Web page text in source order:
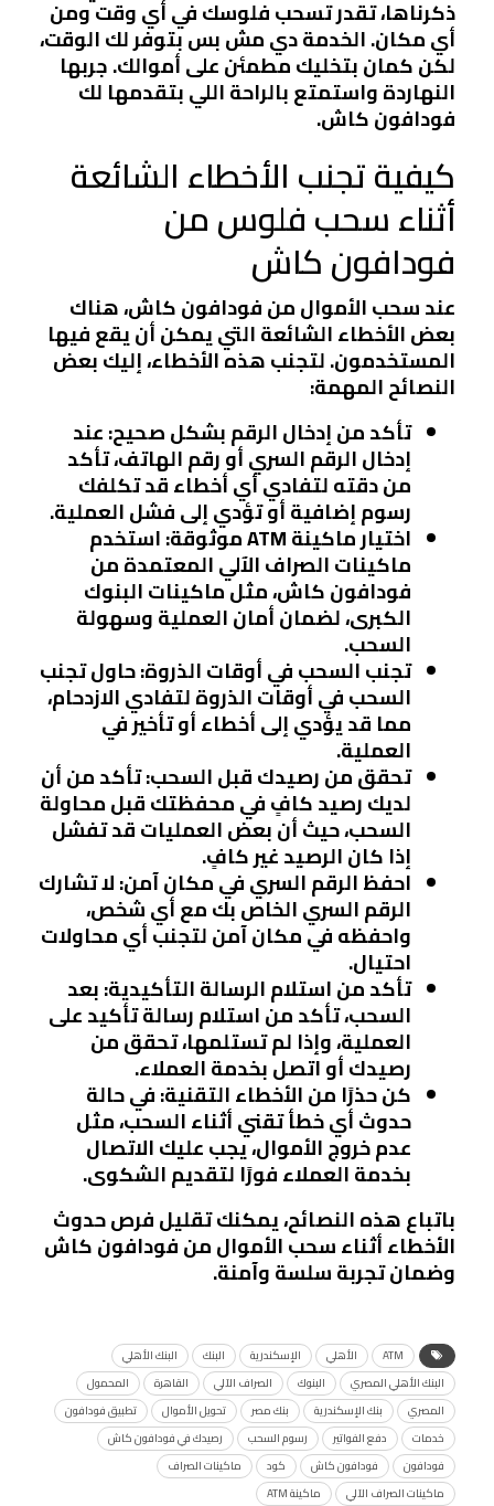
ذكرناها، تقدر تسحب فلوسك في أي وقت ومن
أي مكان. الخدمة دي مش بس بتوفر لك الوقت،
لكن كمان بتخليك مطمئن على أموالك. جربها
النهاردة واستمتع بالراحة اللي بتقدمها لك
فودافون كاش.
كيفية تجنب الأخطاء الشائعة
أثناء سحب فلوس من
فودافون كاش
عند سحب الأموال من فودافون كاش، هناك
بعض الأخطاء الشائعة التي يمكن أن يقع فيها
المستخدمون. لتجنب هذه الأخطاء، إليك بعض
النصائح المهمة:
تأكد من إدخال الرقم بشكل صحيح: عند
إدخال الرقم السري أو رقم الهاتف، تأكد
من دقته لتفادي أي أخطاء قد تكلفك
رسوم إضافية أو تؤدي إلى فشل العملية.
اختيار ماكينة ATM موثوقة : استخدم
ماكينات الصراف الآلي المعتمدة من
فودافون كاش، مثل ماكينات البنوك
الكبرى، لضمان أمان العملية وسهولة
السحب.
تجنب السحب في أوقات الذروة: حاول تجنب
السحب في أوقات الذروة لتفادي الازدحام،
مما قد يؤدي إلى أخطاء أو تأخير في
العملية.
تحقق من رصيدك قبل السحب: تأكد من أن
لديك رصيد كافٍ في محفظتك قبل محاولة
السحب، حيث أن بعض العمليات قد تفشل
إذا كان الرصيد غير كافٍ.
احفظ الرقم السري في مكان آمن: لا تشارك
الرقم السري الخاص بك مع أي شخص،
واحفظه في مكان آمن لتجنب أي محاولات
احتيال.
تأكد من استلام الرسالة التأكيدية: بعد
السحب، تأكد من استلام رسالة تأكيد على
العملية، وإذا لم تستلمها، تحقق من
رصيدك أو اتصل بخدمة العملاء.
كن حذرًا من الأخطاء التقنية: في حالة
حدوث أي خطأ تقني أثناء السحب، مثل
عدم خروج الأموال، يجب عليك الاتصال
بخدمة العملاء فورًا لتقديم الشكوى.
باتباع هذه النصائح، يمكنك تقليل فرص حدوث
الأخطاء أثناء سحب الأموال من فودافون كاش
وضمان تجربة سلسة وآمنة.
ATM الأهلي الإسكندرية البنك
البنك الأهلي
البنك الأهلي المصري
البنوك الصراف الآلي القاهرة
المحمول
المصري
بنك الإسكندرية بنك مصر تحويل الأموال
تطبيق فودافون
خدمات
دفع الفواتير رسوم السحب
رصيدك في فودافون كاش
فودافون
فودافون كاش كود
ماكينات الصراف
ماكينات الصراف الآلي
ماكينة ATM